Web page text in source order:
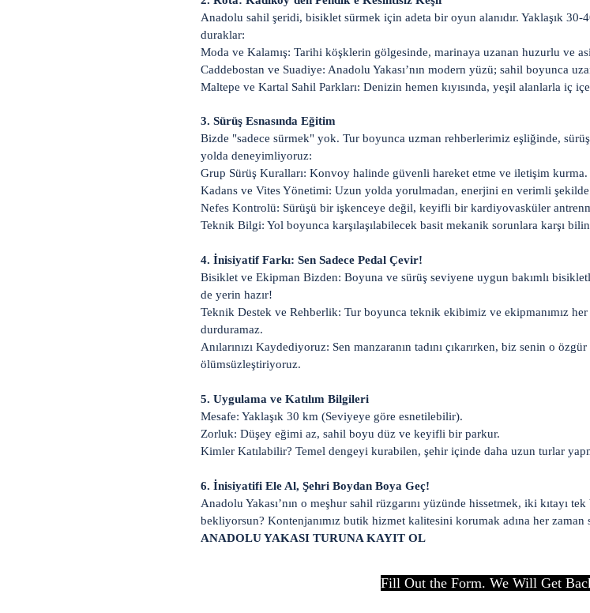
Anadolu sahil şeridi, bisiklet sürmek için adeta bir oyun alanıdır. Yaklaşık
duraklar:
Moda ve Kalamış: Tarihi köşklerin gölgesinde, marinaya uzanan huzurlu ve
Caddebostan ve Suadiye: Anadolu Yakası’nın modern yüzü; sahil boyunca
Maltepe ve Kartal Sahil Parkları: Denizin hemen kıyısında, yeşil alanlarla iç
3. Sürüş Esnasında Eğitim
Bizde "sadece sürmek" yok. Tur boyunca uzman rehberlerimiz eşliğinde,
yolda deneyimliyoruz:
Grup Sürüş Kuralları: Konvoy halinde güvenli hareket etme ve iletişim kurma.
Kadans ve Vites Yönetimi: Uzun yolda yorulmadan, enerjini en verimli şekilde
Nefes Kontrolü: Sürüşü bir işkenceye değil, keyifli bir kardiyovasküler
Teknik Bilgi: Yol boyunca karşılaşılabilecek basit mekanik sorunlara karşı
4. İnisiyatif Farkı: Sen Sadece Pedal Çevir!
Bisiklet ve Ekipman Bizden: Boyuna ve sürüş seviyene uygun bakımlı
de yerin hazır!
Teknik Destek ve Rehberlik: Tur boyunca teknik ekibimiz ve ekipmanımız
durduramaz.
Anılarınızı Kaydediyoruz: Sen manzaranın tadını çıkarırken, biz senin o
ölümsüzleştiriyoruz.
5. Uygulama ve Katılım Bilgileri
Mesafe: Yaklaşık 30 km (Seviyeye göre esnetilebilir).
Zorluk: Düşey eğimi az, sahil boyu düz ve keyifli bir parkur.
Kimler Katılabilir? Temel dengeyi kurabilen, şehir içinde daha uzun turlar
6. İnisiyatifi Ele Al, Şehri Boydan Boya Geç!
Anadolu Yakası’nın o meşhur sahil rüzgarını yüzünde hissetmek, iki kıtayı
bekliyorsun? Kontenjanımız butik hizmet kalitesini korumak adına her zaman
ANADOLU YAKASI TURUNA KAYIT OL
Fill Out the Form. We Will Get